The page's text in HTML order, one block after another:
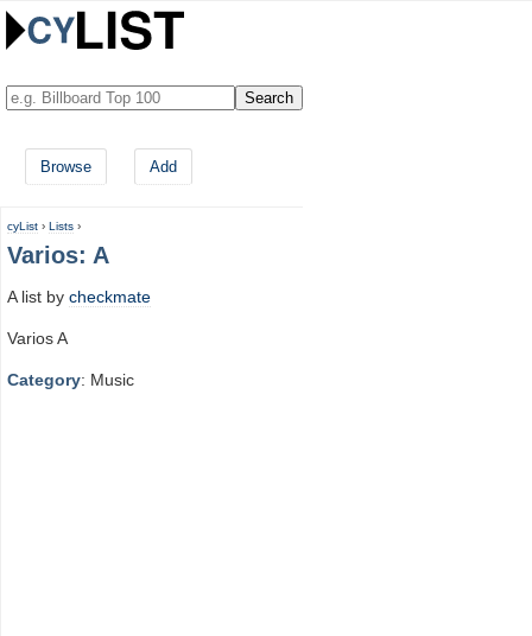
Browse Add
cyList › Lists ›
Varios: A
A list by checkmate
Varios A
Category: Music